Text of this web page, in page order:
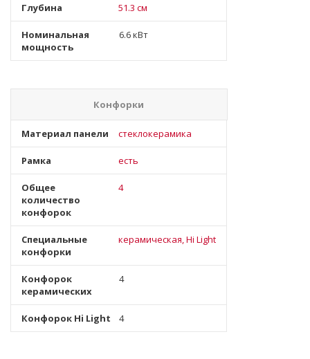
Глубина 51.3 см
Номинальная
мощность
6.6 кВт
Конфорки
Материал панели стеклокерамика
Рамка есть
Общее
количество
конфорок
4
Специальные
конфорки
керамическая, Hi Light
Конфорок
керамических
4
Конфорок Hi Light 4